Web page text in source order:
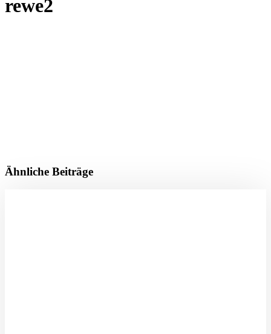
rewe2
Ähnliche Beiträge